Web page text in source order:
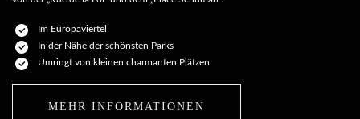
Im Europaviertel
In der Nähe der schönsten Parks
Umringt von kleinen charmanten Plätzen
MEHR INFORMATIONEN